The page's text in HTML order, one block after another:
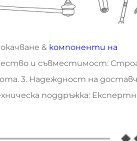
& компоненти на
и съвместимост:
3. Надеждност на
поддръжка: